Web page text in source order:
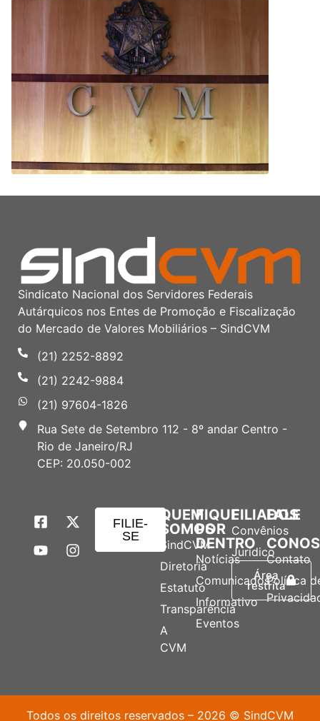
Sindicato Nacional dos Servidores Federais
Autárquicos nos Entes de Promoção e Fiscalização
do Mercado de Valores Mobiliários – SindCVM
(21) 2252-8892
(21) 2242-9884
(21) 97604-1826
Rua Sete de Setembro 112 - 8º andar Centro -
Rio de Janeiro/RJ
CEP: 20.050-002
FILIE-
SE
QUEM
SOMOS
SindCVM
Diretoria
Estatuto
Transparência
A
CVM
FIQUE
POR
DENTRO
Notícias
Comunicados
Informativo
Eventos
FILIADOS
Convênios
Jurídico
Área
restrita
FALE
Contato
Política
Todos os direitos reservados – 2026 © SindCVM